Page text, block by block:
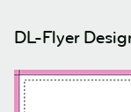
DL-Flyer